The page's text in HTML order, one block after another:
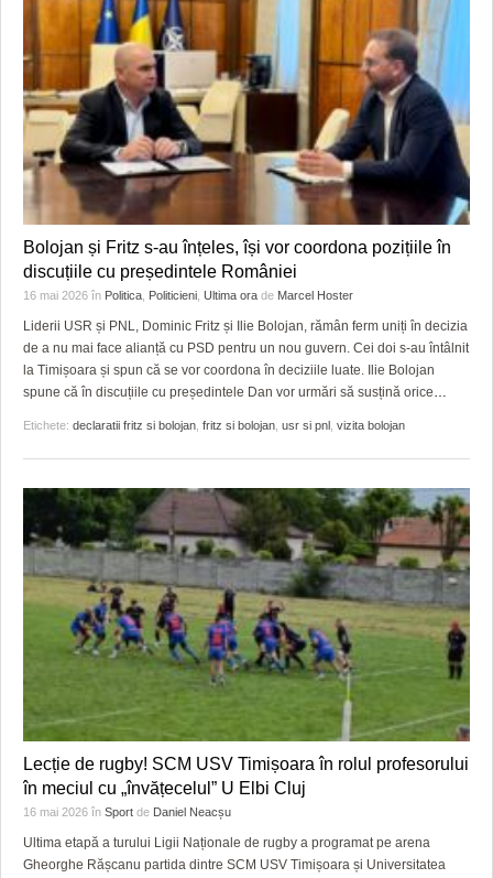
Bolojan și Fritz s-au înțeles, își vor coordona pozițiile în
discuțiile cu președintele României
16 mai 2026 în Politica Politicieni Ultima ora de Marcel Hoster
Liderii USR și PNL, Dominic Fritz și Ilie Bolojan, rămân ferm uniți în decizia
de a nu mai face alianță cu PSD pentru un nou guvern. Cei doi s-au întâlnit
la Timișoara și spun că se vor coordona în deciziile luate. Ilie Bolojan
spune că în discuțiile cu președintele Dan vor urmări să susțină orice…
Etichete: declaratii fritz si bolojan fritz si bolojan usr si pnl vizita bolojan
Lecție de rugby! SCM USV Timișoara în rolul profesorului
în meciul cu „învățecelul” U Elbi Cluj
16 mai 2026 în Sport de Daniel Neacșu
Ultima etapă a turului Ligii Naționale de rugby a programat pe arena
Gheorghe Rășcanu partida dintre SCM USV Timișoara și Universitatea